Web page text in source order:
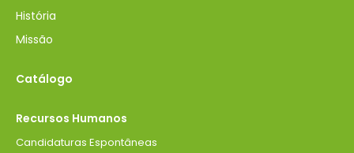
História
Missão
Catálogo
Recursos Humanos
Candidaturas Espontâneas